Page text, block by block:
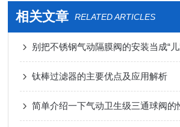
相关文章 RELATED ARTICLES
别把不锈钢气动隔膜阀的安装当成“儿
钛棒过滤器的主要优点及应用解析
简单介绍一下气动卫生级三通球阀的